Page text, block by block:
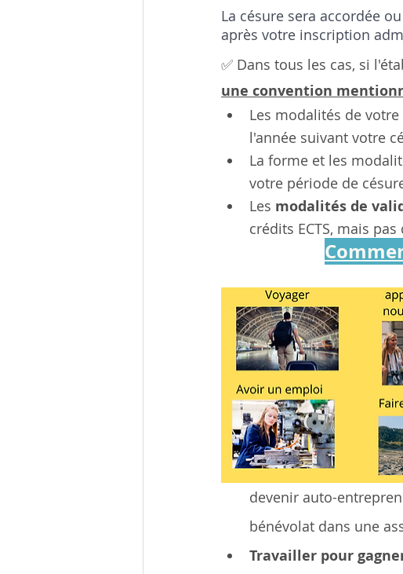
La césure sera accordée
après votre inscription
✅ Dans tous les cas, si
une convention
Les modalités de votre
l'année suivant votre
La forme et les
votre période de
Les modalités de
crédits ECTS, mais pas
devenir auto-
bénévolat dans une
Travailler pour